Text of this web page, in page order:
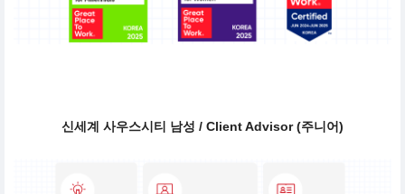
신세계 사우스시티 남성 / Client Advisor (주니어)